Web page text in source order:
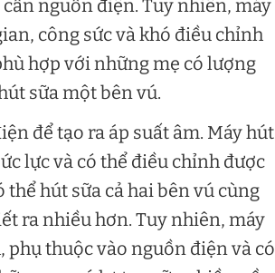
nguồn điện. Tuy nhiên, máy
công sức và khó điều chỉnh
hợp với những mẹ có lượng
sữa một bên vú.
để tạo ra áp suất âm. Máy hút
lực và có thể điều chỉnh được
thể hút sữa cả hai bên vú cùng
ra nhiều hơn. Tuy nhiên, máy
phụ thuộc vào nguồn điện và có